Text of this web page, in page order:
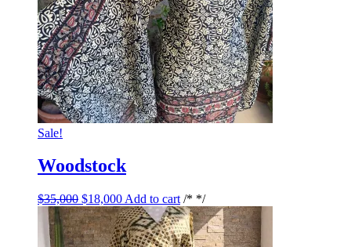
Sale!
Woodstock
$35,000 $18,000 Add to cart /* */